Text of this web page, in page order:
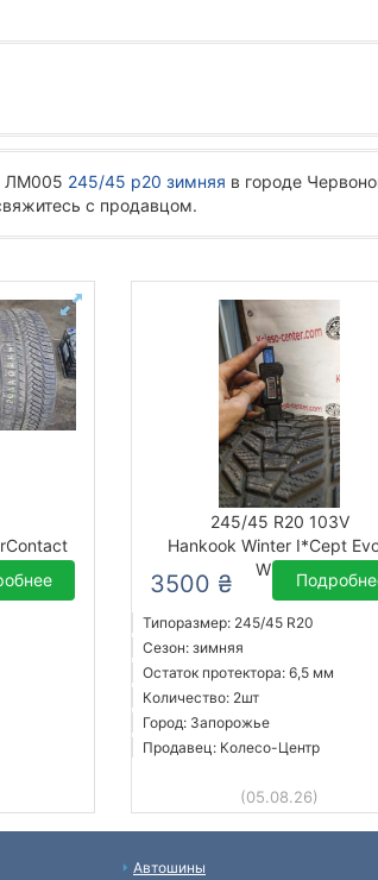
ЛМ005 245/45 р20 зимняя в городе
с продавцом.
245/45 R20 103V
Hankook Winter I*Cept
W330
3500 ₴
Типоразмер: 245/45 R20
Сезон: зимняя
Остаток протектора: 6,5 мм
Количество: 2шт
Город: Запорожье
Продавец: Колесо-Центр
(05.08.26)
Автошины